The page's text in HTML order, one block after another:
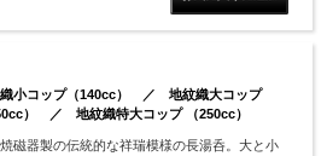
小コップ（140cc） ／ 地紋織大コップ
） ／ 地紋織特大コップ （250cc）
磁器製の伝統的な祥瑞模様の長湯呑。大と小